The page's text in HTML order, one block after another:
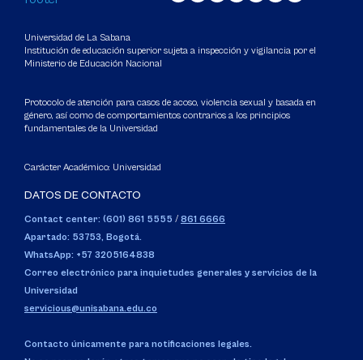
Universidad de La Sabana
Institución de educación superior sujeta a inspección y vigilancia por el
Ministerio de Educación Nacional
Protocolo de atención para casos de acoso, violencia sexual y basada en
género, así como de comportamientos contrarios a los principios
fundamentales de la Universidad
Carácter Académico: Universidad
DATOS DE CONTACTO
Contact center: (601) 861 5555 / 861 6666
Apartado: 53753, Bogotá.
WhatsApp: +57 3205164838
Correo electrónico para inquietudes generales y servicios de la
Universidad
servicious@unisabana.edu.co
Contacto únicamente para notificaciones legales.